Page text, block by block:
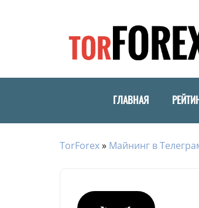
ГЛАВНАЯ
TorForex» Майнинг в